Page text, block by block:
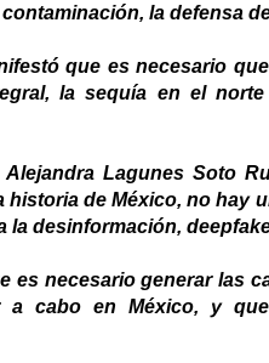
la defensa
que es necesario
la sequía en el
Alejandra Lagunes Soto
historia de México, no hay
la desinformación,
es necesario generar las
a cabo en México, y